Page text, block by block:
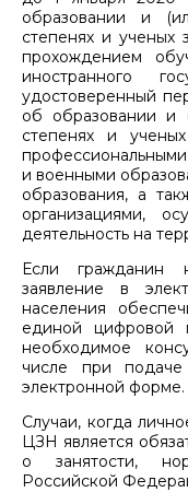
образовании и
степенях и ученых
прохождением
иностранного
удостоверенный
об образовании и
степенях и
и военными
образования, а
организациями,
деятельность на
Если гражданин
заявление в
населения
единой цифровой
необходимое
числе при
электронной форме.
Случаи, когда
ЦЗН является
о занятости,
Российской